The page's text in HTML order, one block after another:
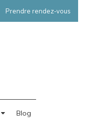
Prendre rendez-vous
Blog